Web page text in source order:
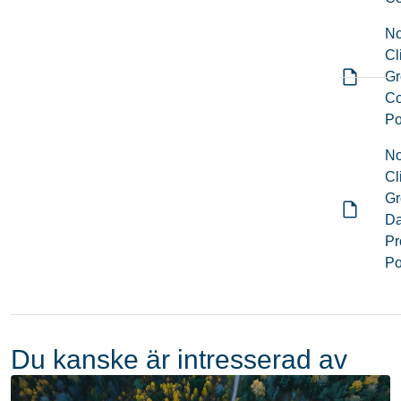
Du kanske är intresserad av